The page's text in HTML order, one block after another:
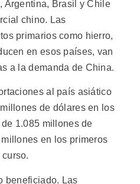
Argentina, Brasil y Chile
chino. Las
primarios como hierro,
en esos países, van
a la demanda de China.
al país asiático
de dólares en los
1.085 millones de
en los primeros
beneficiado. Las